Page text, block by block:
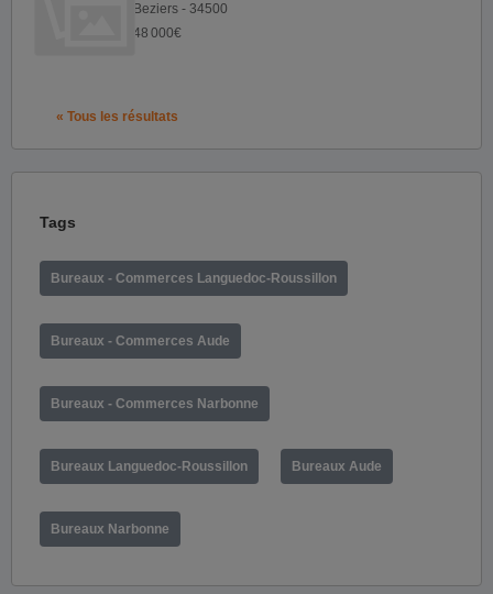
Beziers - 34500
48 000€
« Tous les résultats
Tags
Bureaux - Commerces Languedoc-Roussillon
Bureaux - Commerces Aude
Bureaux - Commerces Narbonne
Bureaux Languedoc-Roussillon Bureaux Aude
Bureaux Narbonne